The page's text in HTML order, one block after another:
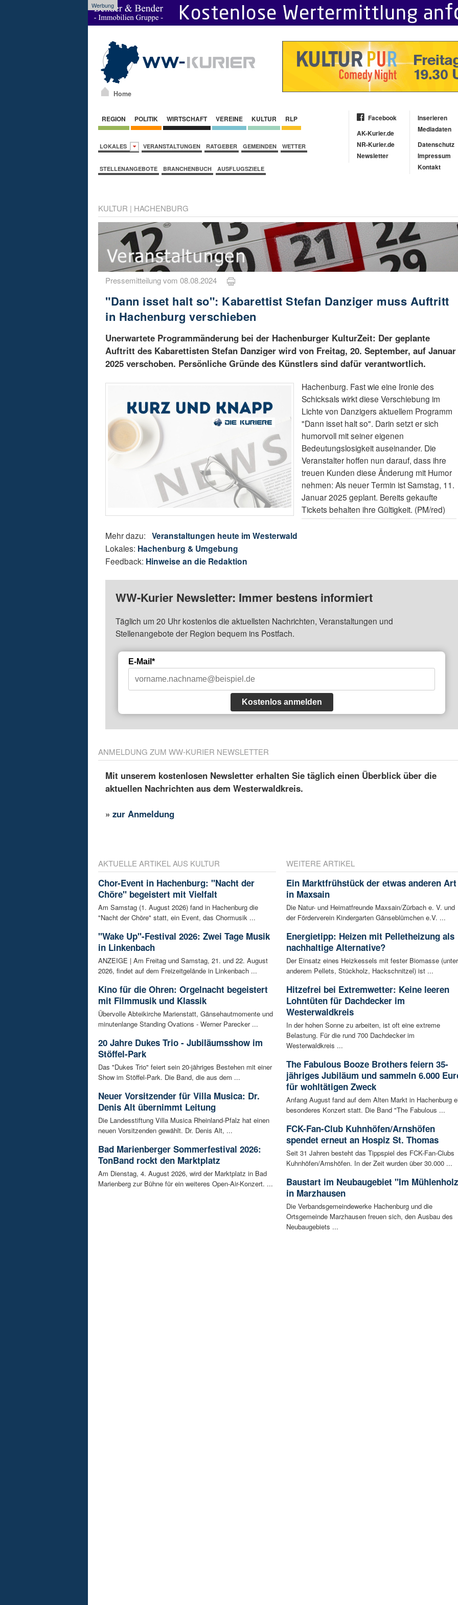
Werbung
Home
REGION POLITIK WIRTSCHAFT VEREINE KULTUR RLP
LOKALES VERANSTALTUNGEN RATGEBER GEMEINDEN WETTER
STELLENANGEBOTE BRANCHENBUCH AUSFLUGSZIELE
Facebook
AK-Kurier.de
NR-Kurier.de
Newsletter
Inserieren
Mediadaten
Datenschutz
Impressum
Kontakt
KULTUR | HACHENBURG
Pressemitteilung vom 08.08.2024
"Dann isset halt so": Kabarettist Stefan Danziger muss Auftritt
in Hachenburg verschieben
Unerwartete Programmänderung bei der Hachenburger KulturZeit: Der geplante
Auftritt des Kabarettisten Stefan Danziger wird von Freitag, 20. September, auf Januar
2025 verschoben. Persönliche Gründe des Künstlers sind dafür verantwortlich.
Hachenburg. Fast wie eine Ironie des
Schicksals wirkt diese Verschiebung im
Lichte von Danzigers aktuellem Programm
"Dann isset halt so". Darin setzt er sich
humorvoll mit seiner eigenen
Bedeutungslosigkeit auseinander. Die
Veranstalter hoffen nun darauf, dass ihre
treuen Kunden diese Änderung mit Humor
nehmen: Als neuer Termin ist Samstag, 11.
Januar 2025 geplant. Bereits gekaufte
Tickets behalten ihre Gültigkeit. (PM/red)
Mehr dazu:Veranstaltungen heute im Westerwald
Lokales: Hachenburg & Umgebung
Feedback: Hinweise an die Redaktion
WW-Kurier Newsletter: Immer bestens informiert
Täglich um 20 Uhr kostenlos die aktuellsten Nachrichten, Veranstaltungen und
Stellenangebote der Region bequem ins Postfach.
E-Mail*
Kostenlos anmelden
ANMELDUNG ZUM WW-KURIER NEWSLETTER
Mit unserem kostenlosen Newsletter erhalten Sie täglich einen Überblick über die
aktuellen Nachrichten aus dem Westerwaldkreis.
»zur Anmeldung
AKTUELLE ARTIKEL AUS KULTUR
Chor-Event in Hachenburg: "Nacht der
Chöre" begeistert mit Vielfalt
Am Samstag (1. August 2026) fand in Hachenburg die
"Nacht der Chöre" statt, ein Event, das Chormusik ...
"Wake Up"-Festival 2026: Zwei Tage Musik
in Linkenbach
ANZEIGE | Am Freitag und Samstag, 21. und 22. August
2026, findet auf dem Freizeitgelände in Linkenbach ...
Kino für die Ohren: Orgelnacht begeistert
mit Filmmusik und Klassik
Übervolle Abteikirche Marienstatt, Gänsehautmomente und
minutenlange Standing Ovations - Werner Parecker ...
20 Jahre Dukes Trio - Jubiläumsshow im
Stöffel-Park
Das "Dukes Trio" feiert sein 20-jähriges Bestehen mit einer
Show im Stöffel-Park. Die Band, die aus dem ...
Neuer Vorsitzender für Villa Musica: Dr.
Denis Alt übernimmt Leitung
Die Landesstiftung Villa Musica Rheinland-Pfalz hat einen
neuen Vorsitzenden gewählt. Dr. Denis Alt, ...
Bad Marienberger Sommerfestival 2026:
TonBand rockt den Marktplatz
Am Dienstag, 4. August 2026, wird der Marktplatz in Bad
Marienberg zur Bühne für ein weiteres Open-Air-Konzert. ...
WEITERE ARTIKEL
Ein Marktfrühstück der etwas anderen Art
in Maxsain
Die Natur- und Heimatfreunde Maxsain/Zürbach e. V. und
der Förderverein Kindergarten Gänseblümchen e.V. ...
Energietipp: Heizen mit Pelletheizung als
nachhaltige Alternative?
Der Einsatz eines Heizkessels mit fester Biomasse (unter
anderem Pellets, Stückholz, Hackschnitzel) ist ...
Hitzefrei bei Extremwetter: Keine leeren
Lohntüten für Dachdecker im
Westerwaldkreis
In der hohen Sonne zu arbeiten, ist oft eine extreme
Belastung. Für die rund 700 Dachdecker im
Westerwaldkreis ...
The Fabulous Booze Brothers feiern 35-
jähriges Jubiläum und sammeln 6.000
für wohltätigen Zweck
Anfang August fand auf dem Alten Markt in Hachenburg
besonderes Konzert statt. Die Band "The Fabulous ...
FCK-Fan-Club Kuhnhöfen/Arnshöfen
spendet erneut an Hospiz St. Thomas
Seit 31 Jahren besteht das Tippspiel des FCK-Fan-Clubs
Kuhnhöfen/Arnshöfen. In der Zeit wurden über 30.000 ...
Baustart im Neubaugebiet "Im
in Marzhausen
Die Verbandsgemeindewerke Hachenburg und die
Ortsgemeinde Marzhausen freuen sich, den Ausbau des
Neubaugebiets ...